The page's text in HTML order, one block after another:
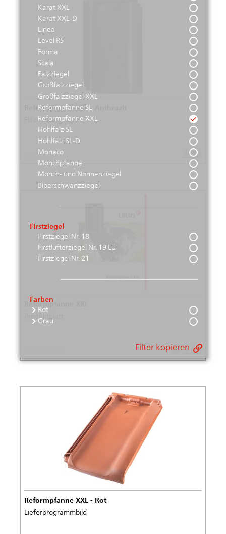
Karat XXL
Karat XXL-D
Linea
Level RS
Forma
Scala
Falzziegel
Großfalzziegel
Großfalzziegel XXL
Reformpfanne SL
Reformpfanne XXL
Hohlfalz SL
Hohlfalz SL-D
Monaco
Mönchpfanne
Mönch- und Nonnenziegel
Biberschwanzziegel
Firstziegel
Firstziegel Nr. 18
Firstlüfterziegel Nr. 19 Lü
Firstziegel Nr. 21
Farben
Rot
Grau
Filter kopieren
Reformpfanne XXL - Anthrazit
Flächenziegelbild
(JPG 186 KB)
Reformpfanne XXL
Produktblatt
Reformpfanne XXL - Rot
Lieferprogrammbild